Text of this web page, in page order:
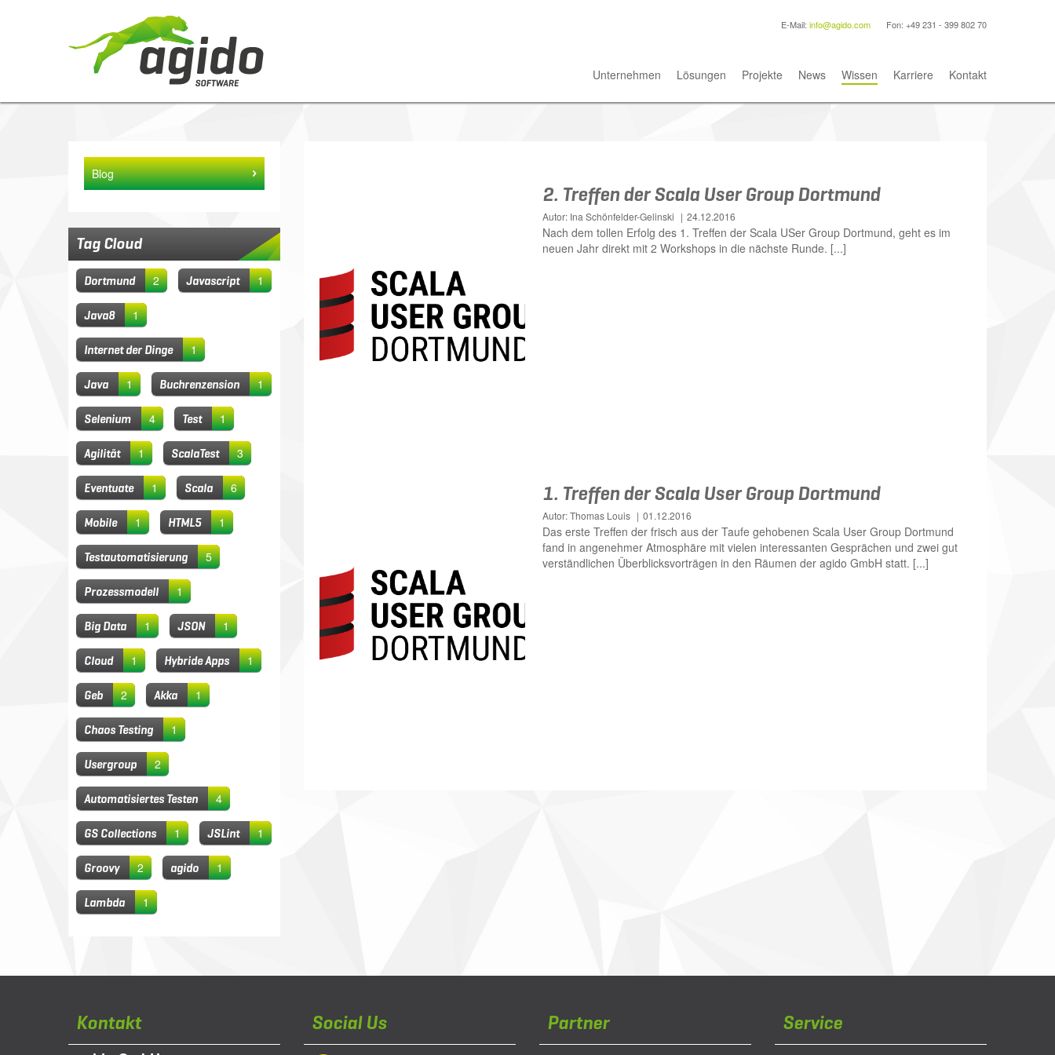
E-Mail: info@agido.com Fon: +49 231 - 399 802 70
Unternehmen Lösungen Projekte News Wissen Karriere Kontakt
Blog
Tag Cloud
Dortmund 2 Javascript 1
Java8 1
Internet der Dinge 1
Java 1 Buchrenzension 1
Selenium 4 Test 1
Agilität 1 ScalaTest 3
Eventuate 1 Scala 6
Mobile 1 HTML5 1
Testautomatisierung 5
Prozessmodell 1
Big Data 1 JSON 1
Cloud 1 Hybride Apps 1
Geb 2 Akka 1
Chaos Testing 1
Usergroup 2
Automatisiertes Testen 4
GS Collections 1 JSLint 1
Groovy 2 agido 1
Lambda 1
2. Treffen der Scala User Group Dortmund
Autor: Ina Schönfelder-Gelinski 24.12.2016
Nach dem tollen Erfolg des 1. Treffen der Scala USer Group Dortmund, geht es im
neuen Jahr direkt mit 2 Workshops in die nächste Runde. [...]
1. Treffen der Scala User Group Dortmund
Autor: Thomas Louis 01.12.2016
Das erste Treffen der frisch aus der Taufe gehobenen Scala User Group Dortmund
fand in angenehmer Atmosphäre mit vielen interessanten Gesprächen und zwei gut
verständlichen Überblicksvorträgen in den Räumen der agido GmbH statt. [...]
Kontakt Social Us Partner Service